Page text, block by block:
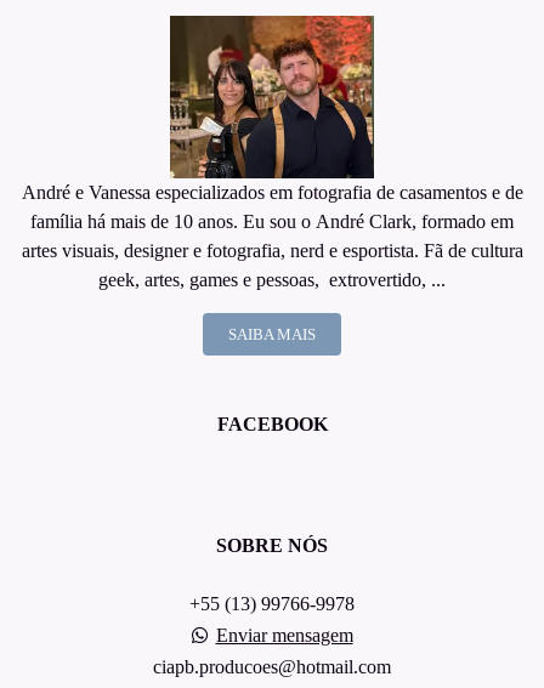
André e Vanessa especializados em fotografia de casamentos e de
família há mais de 10 anos. Eu sou o André Clark, formado em
artes visuais, designer e fotografia, nerd e esportista. Fã de cultura
geek, artes, games e pessoas, extrovertido, ...
SAIBA MAIS
FACEBOOK
SOBRE NÓS
+55 (13) 99766-9978
Enviar mensagem
ciapb.producoes@hotmail.com